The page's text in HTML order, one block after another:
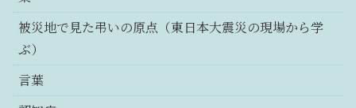
被災地で見た弔いの原点（東日本大震災の現場から学
ぶ）
言葉